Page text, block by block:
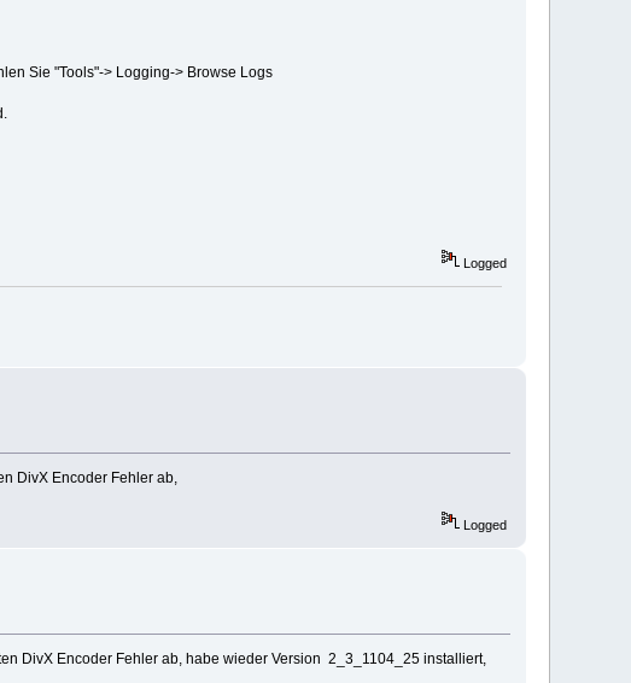
Sie "Tools"-> Logging-> Browse Logs
Logged
DivX Encoder Fehler ab,
Logged
DivX Encoder Fehler ab, habe wieder Version 2_3_1104_25 installiert,